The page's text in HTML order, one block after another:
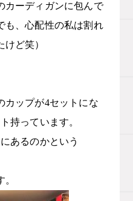
カーディガンに包んで
も、心配性の私は割れ
ど笑）
カップが4セットにな
持っています。
あるのかという